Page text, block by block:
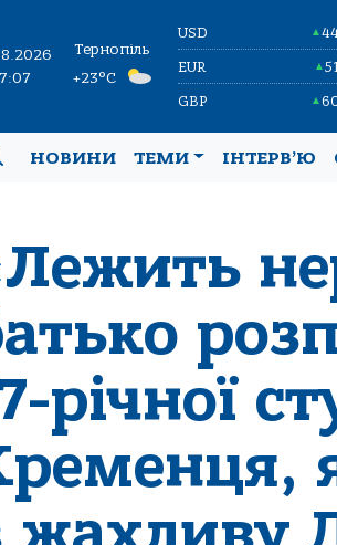
Тернопіль
+23°C
USD ▲
EUR ▲
GBP ▲
НОВИНИ ТЕМИ ІНТЕРВ’Ю
річної